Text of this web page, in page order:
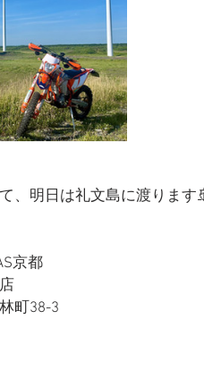
、明日は礼文島に渡ります
京都
町38-3